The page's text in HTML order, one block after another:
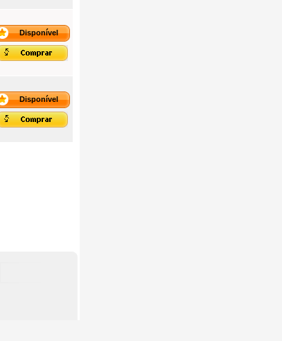
Disponível
Disponível